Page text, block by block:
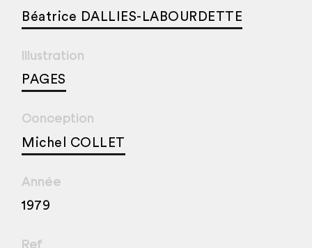
Béatrice DALLIES-LABOURDETTE
Illustration
PAGES
Conception
Michel COLLET
Année
1979
Ref